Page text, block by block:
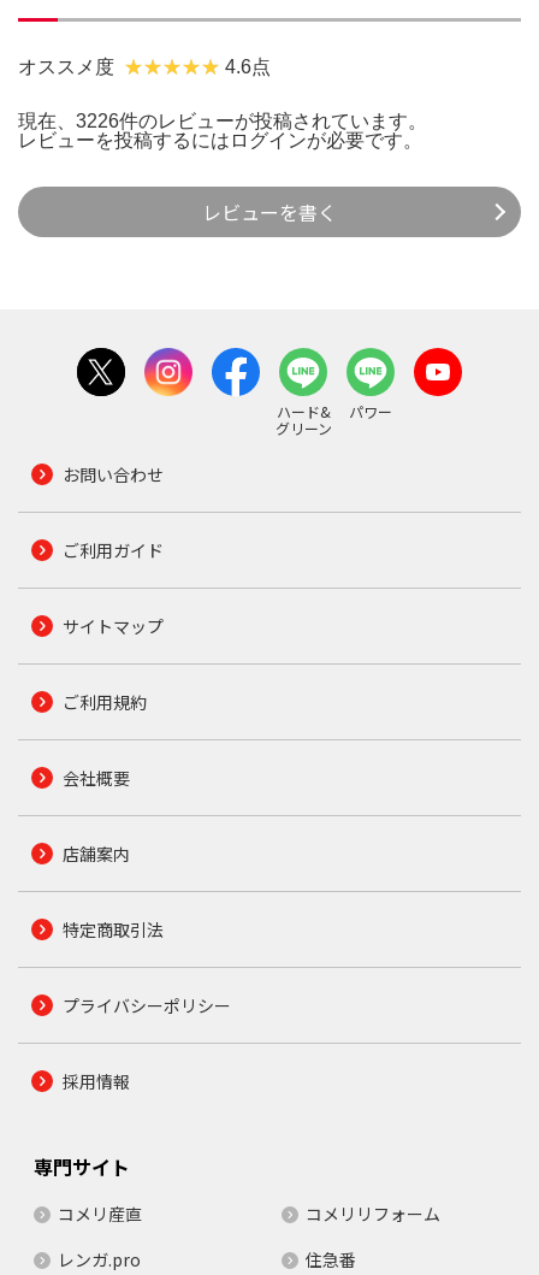
オススメ度 4.6点
現在、3226件のレビューが投稿されています。
レビューを投稿するには ログインが必要です。
レビューを書く
ハード&
グリーン
パワー
お問い合わせ
ご利用ガイド
サイトマップ
ご利用規約
会社概要
店舗案内
特定商取引法
プライバシーポリシー
採用情報
専門サイト
コメリ産直
コメリリフォーム
レンガ.pro
住急番